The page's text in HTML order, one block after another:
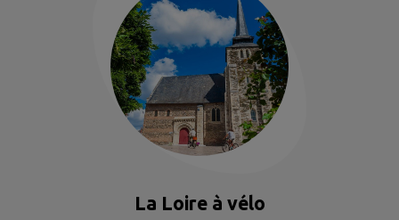
La Loire à vélo